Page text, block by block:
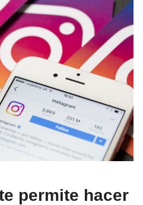
permite hacer